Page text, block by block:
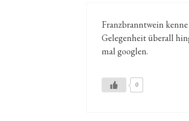
Franzbranntwein
Gelegenheit überall
mal googlen.
0